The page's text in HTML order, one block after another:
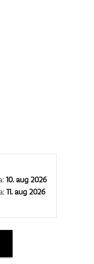
10. aug 2026
11. aug 2026